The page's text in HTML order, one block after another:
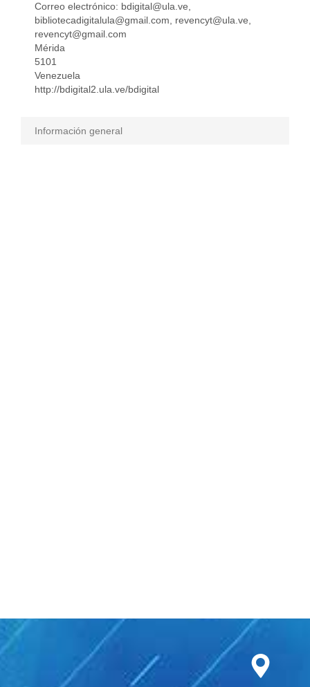
Correo electrónico: bdigital@ula.ve,
bibliotecadigitalula@gmail.com, revencyt@ula.ve,
revencyt@gmail.com
Mérida
5101
Venezuela
http://bdigital2.ula.ve/bdigital
Información general